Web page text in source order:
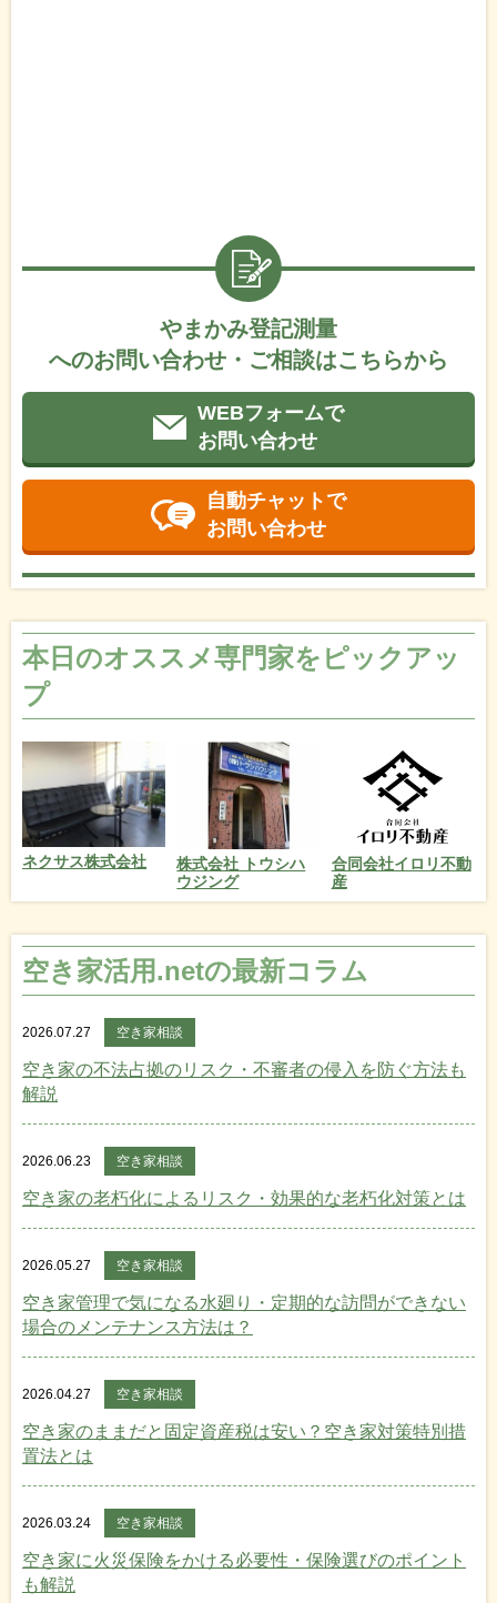
やまかみ登記測量
へのお問い合わせ・ご相談はこちらから
WEBフォームで
お問い合わせ
自動チャットで
お問い合わせ
本日のオススメ専門家をピックアッ
プ
ネクサス株式会社
株式会社 トウシハ
ウジング
合同会社イロリ不動
産
空き家活用.netの最新コラム
2026.07.27 空き家相談
空き家の不法占拠のリスク・不審者の侵入を防ぐ方法も
解説
2026.06.23 空き家相談
空き家の老朽化によるリスク・効果的な老朽化対策とは
2026.05.27 空き家相談
空き家管理で気になる水廻り・定期的な訪問ができない
場合のメンテナンス方法は？
2026.04.27 空き家相談
空き家のままだと固定資産税は安い？空き家対策特別措
置法とは
2026.03.24 空き家相談
空き家に火災保険をかける必要性・保険選びのポイント
も解説